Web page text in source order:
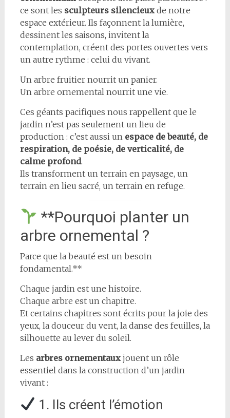
ce sont les sculpteurs silencieuxde notre
espace extérieur. Ils façonnent la lumière,
dessinent les saisons, invitent la
contemplation, créent des portes ouvertes vers
un autre rythme : celui du vivant.
Un arbre fruitier nourrit un panier.
Un arbre ornemental nourrit une vie.
Ces géants pacifiques nous rappellent que le
jardin n’est pas seulement un lieu de
production : c’est aussi un espace de beauté, de
respiration, de poésie, de verticalité, de
calme profond.
Ils transforment un terrain en paysage, un
terrain en lieu sacré, un terrain en refuge.
**Pourquoi planter un
arbre ornemental ?
Parce que la beauté est un besoin
fondamental.**
Chaque jardin est une histoire.
Chaque arbre est un chapitre.
Et certains chapitres sont écrits pour la joie des
yeux, la douceur du vent, la danse des feuilles, la
silhouette au lever du soleil.
Les arbres ornementauxjouent un rôle
essentiel dans la construction d’un jardin
vivant :
1. Ils créent l’émotion